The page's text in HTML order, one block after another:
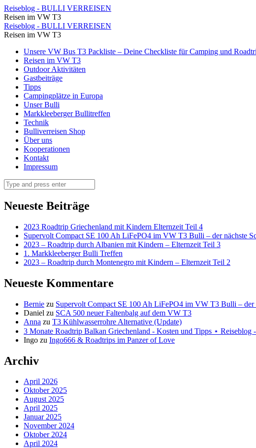
Mama,
wir
haben
hunger!
Reiseblog
BULLI
VERREISEN
Reiseblog - BULLI VERREISEN
Reisen im VW T3
Mama,
wir
haben
hunger!
Reiseblog
BULLI
VERREISEN
Reiseblog - BULLI VERREISEN
Reisen im VW T3
Skip
content
Unsere VW Bus T3 Packliste – Deine Checkliste für Camping und
Reisen im VW T3
Outdoor Aktivitäten
Gastbeiträge
Tipps
Campingplätze in Europa
Unser Bulli
Markkleeberger Bullitreffen
Technik
Bulliverreisen Shop
Über uns
Kooperationen
Kontakt
Impressum
Search
Neueste Beiträge
2023 Roadtrip Griechenland mit Kindern Elternzeit Teil 4
Supervolt Compact SE 100 Ah LiFePO4 im VW T3 Bulli – der nächste
2023 – Roadtrip durch Albanien mit Kindern – Elternzeit Teil 3
1. Markkleeberger Bulli Treffen
2023 – Roadtrip durch Montenegro mit Kindern – Elternzeit Teil 2
Neueste Kommentare
Bernie zu Supervolt Compact SE 100 Ah LiFePO4 im VW T3 Bulli – der
Daniel zu SCA 500 neuer Faltenbalg auf dem VW T3
Anna zu T3 Kühlwasserrohre Alternative (Update)
3 Monate Roadtrip Balkan Griechenland - Kosten und Tipps ⋆
Ingo zu Ingo666 & Roadtrips im Panzer of Love
Archiv
April 2026
Oktober 2025
August 2025
April 2025
Januar 2025
November 2024
Oktober 2024
April 2024